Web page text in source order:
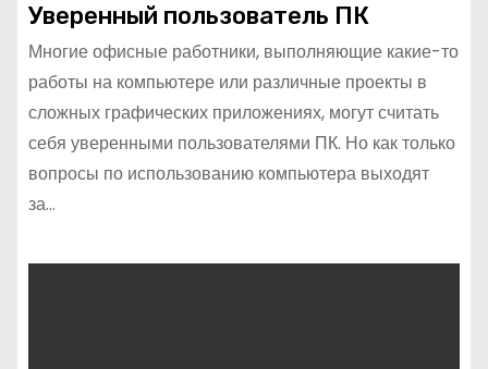
Уверенный пользователь ПК
Многие офисные работники, выполняющие какие-то
работы на компьютере или различные проекты в
сложных графических приложениях, могут считать
себя уверенными пользователями ПК. Но как только
вопросы по использованию компьютера выходят
за…